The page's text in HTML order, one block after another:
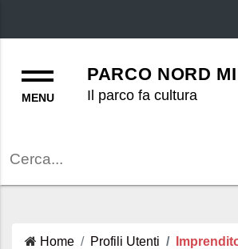
PARCO NORD
Il parco fa cultura
Home Profili Utenti